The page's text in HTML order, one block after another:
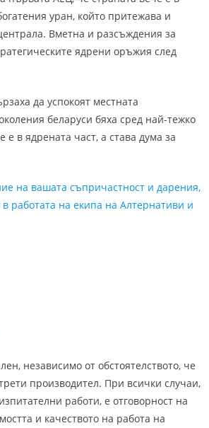
уран, който притежава и
Вметна и разсъждения за
ядрени оръжия след
да успокоят местната
беларуси бяха сред най-тежко
в ядрената част, а става дума за
на вашата съпричастност и дарения,
работата на екипа на Алтернативи и
независимо от обстоятелството, че
производител. При всички случаи,
работи, е отговорност на
и качеството на работа на